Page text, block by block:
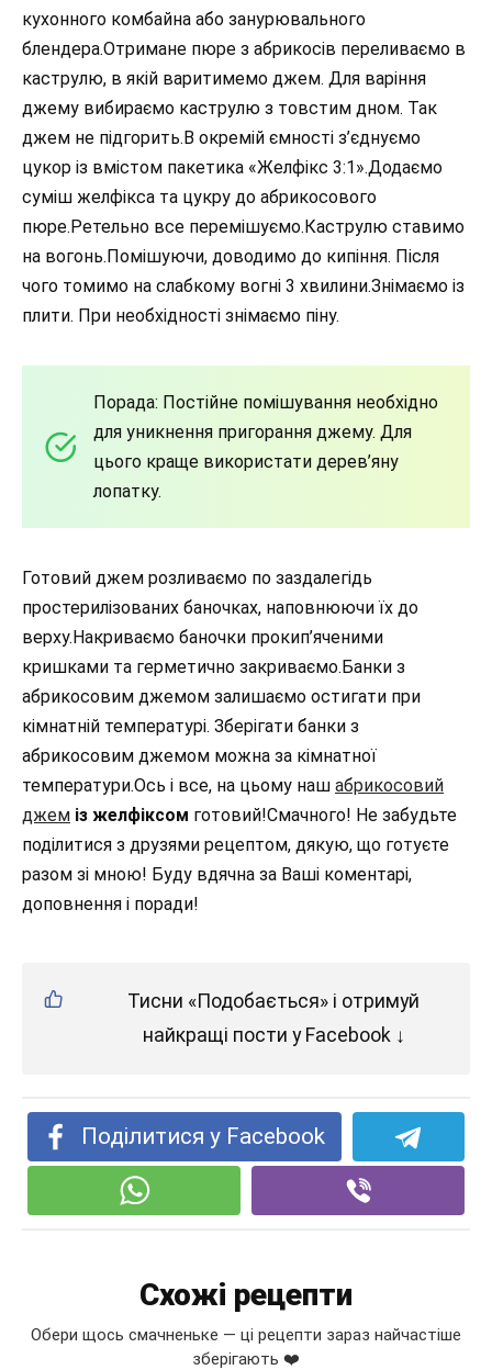
кухонного комбайна або занурювального
блендера.Отримане пюре з абрикосів переливаємо в
каструлю, в якій варитимемо джем. Для варіння
джему вибираємо каструлю з товстим дном. Так
джем не підгорить.В окремій ємності з’єднуємо
цукор із вмістом пакетика «Желфікс 3:1».Додаємо
суміш желфікса та цукру до абрикосового
пюре.Ретельно все перемішуємо.Каструлю ставимо
на вогонь.Помішуючи, доводимо до кипіння. Після
чого томимо на слабкому вогні 3 хвилини.Знімаємо із
плити. При необхідності знімаємо піну.
Порада: Постійне помішування необхідно
для уникнення пригорання джему. Для
цього краще використати дерев’яну
лопатку.
Готовий джем розливаємо по заздалегідь
простерилізованих баночках, наповнюючи їх до
верху.Накриваємо баночки прокип’яченими
кришками та герметично закриваємо.Банки з
абрикосовим джемом залишаємо остигати при
кімнатній температурі. Зберігати банки з
абрикосовим джемом можна за кімнатної
температури.Ось і все, на цьому наш абрикосовий
джем із желфіксом готовий!Смачного! Не забудьте
поділитися з друзями рецептом, дякую, що готуєте
разом зі мною! Буду вдячна за Ваші коментарі,
доповнення і поради!
Тисни «Подобається» і отримуй
найкращі пости у Facebook ↓
Поділитися у Facebook
Схожі рецепти
Обери щось смачненьке — ці рецепти зараз найчастіше
зберігають ❤️